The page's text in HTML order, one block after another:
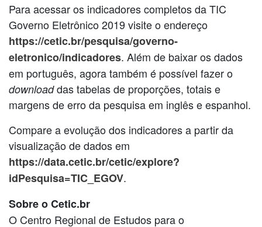
Para acessar os indicadores completos da TIC
Governo Eletrônico 2019 visite o endereço
https://cetic.br/pesquisa/governo-
eletronico/indicadores. Além de baixar os dados
em português, agora também é possível fazer o
downloaddas tabelas de proporções, totais e
margens de erro da pesquisa em inglês e espanhol.
Compare a evolução dos indicadores a partir da
visualização de dados em
https://data.cetic.br/cetic/explore?
idPesquisa=TIC_EGOV.
Sobre o Cetic.br
O Centro Regional de Estudos para o